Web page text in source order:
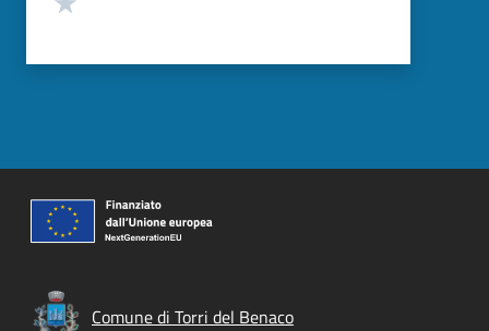
Comune di Torri del Benaco